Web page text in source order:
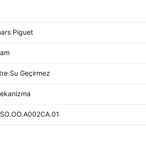
Piguet
Su Geçirmez